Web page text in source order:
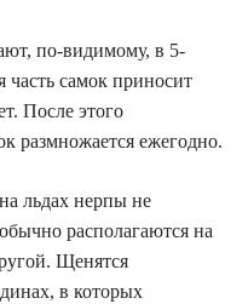
по-видимому, в 5-
часть самок приносит
После этого
размножается ежегодно.
льдах нерпы не
располагаются на
Щенятся
в которых